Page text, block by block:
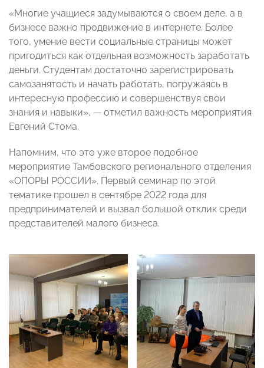
«Многие учащиеся задумываются о своем деле, а в
бизнесе важно продвижение в интернете. Более
того, умение вести социальные страницы может
пригодиться как отдельная возможность заработать
деньги. Студентам достаточно зарегистрировать
самозанятость и начать работать, погружаясь в
интересную профессию и совершенствуя свои
знания и навыки», — отметил важность мероприятия
Евгений Стома.
Напомним, что это уже второе подобное
мероприятие Тамбовского регионального отделения
«ОПОРЫ РОССИИ». Первый семинар по этой
тематике прошел в сентябре 2022 года для
предпринимателей и вызвал большой отклик среди
представителей малого бизнеса.